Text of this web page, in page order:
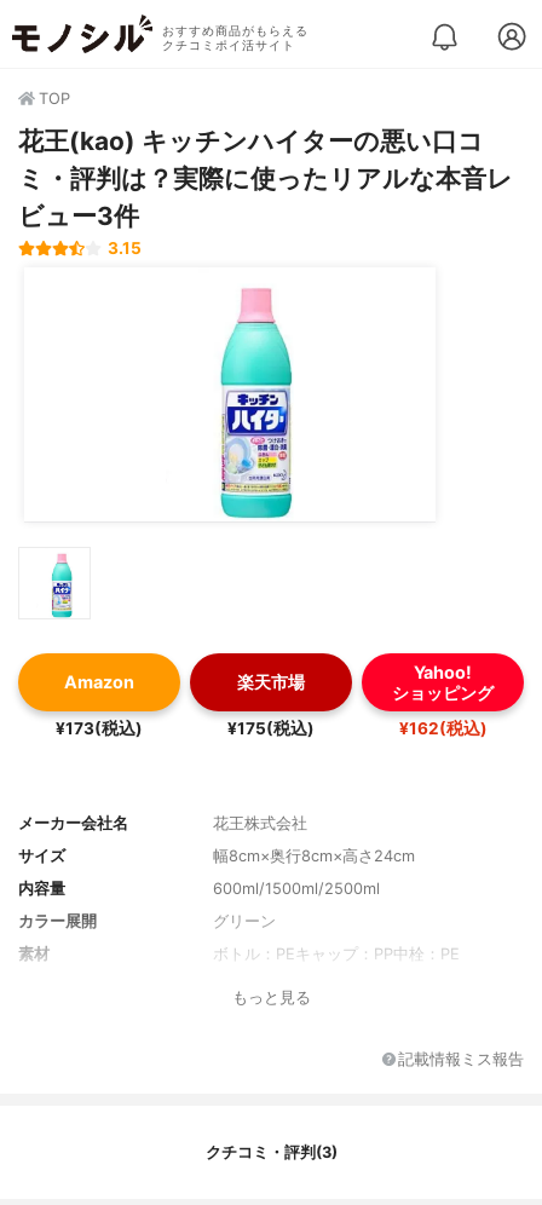
おすすめ商品がもらえる
クチコミポイ活サイト
TOP
花王(kao) キッチンハイターの悪い口コ
ミ・評判は？実際に使ったリアルな本音レ
ビュー3件
3.15
Amazon
¥173(税込)
楽天市場
¥175(税込)
Yahoo!
ショッピング
¥162(税込)
メーカー会社名
花王株式会社
サイズ
幅8cm×奥行8cm×高さ24cm
内容量
600ml/1500ml/2500ml
カラー展開
グリーン
素材
ボトル：PEキャップ：PP中栓：PE
もっと見る
記載情報ミス報告
クチコミ・評判(3)